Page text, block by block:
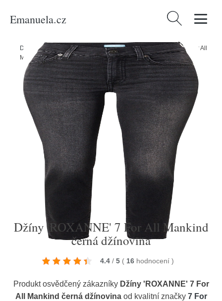
Emanuela.cz Vyhledávání
Domů /Produkty/Ženy/Oblečení/Džíny /Džíny 'ROXANNE' 7 For All
Mankind černá džínovina
Džíny 'ROXANNE' 7 For All Mankind
černá džínovina
4.4 / 5 ( 16 hodnocení )
Produkt osvědčený zákazníky Džíny 'ROXANNE' 7 For
All Mankind černá džínovinaod kvalitní značky 7 For